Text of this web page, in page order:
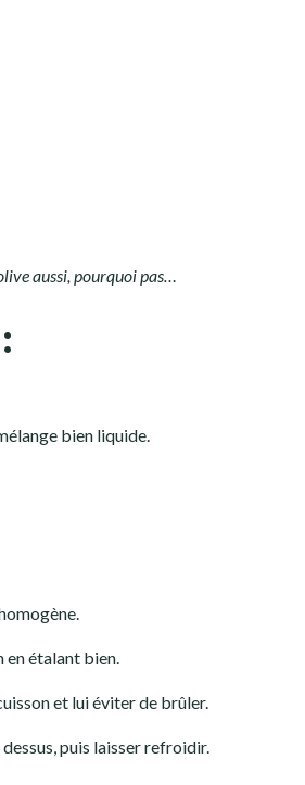
aussi, pourquoi pas…
bien liquide.
étalant bien.
et lui éviter de brûler.
puis laisser refroidir.